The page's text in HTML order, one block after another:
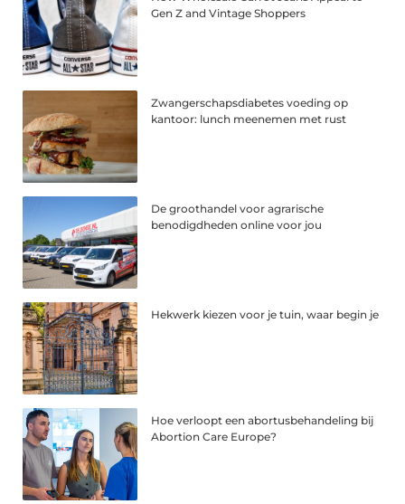
Gen Z and Vintage Shoppers
Zwangerschapsdiabetes voeding op
kantoor: lunch meenemen met rust
De groothandel voor agrarische
benodigdheden online voor jou
Hekwerk kiezen voor je tuin, waar begin je
Hoe verloopt een abortusbehandeling bij
Abortion Care Europe?